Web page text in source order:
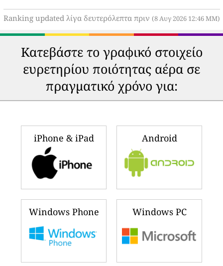
Ranking updated λίγα δευτερόλεπτα πριν (8 Αυγ 2026 12:46 ΜΜ)
Κατεβάστε το γραφικό στοιχείο
ευρετηρίου ποιότητας αέρα σε
πραγματικό χρόνο για:
iPhone & iPad Android
Windows Phone Windows PC